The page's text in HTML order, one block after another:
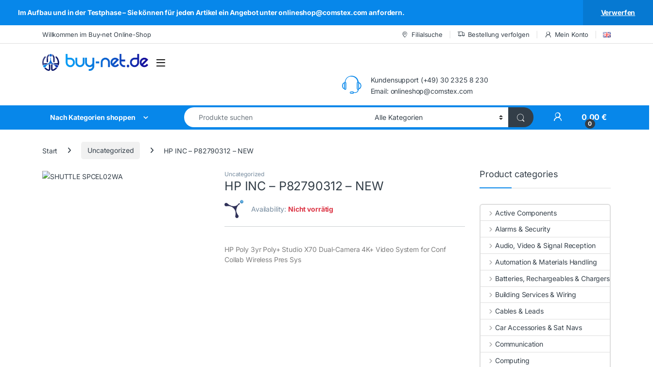
Im Aufbau und in der Testphase – Sie können für jeden Artikel ein Angebot unter onlineshop@comstex.com anfordern. Verwerfen
Skip to navigation
Skip to contentWillkommen im Buy-net Online-Shop Filialsuche Bestellung verfolgen Mein Konto
Open
Kundensupport (+49) 30 2325 8 230
Email: onlineshop@comstex.com
Nach Kategorien shoppen
Search for:
My Account
0
0,00€
Start Uncategorized HP INC – P82790312 – NEW
Uncategorized
HP INC – P82790312 – NEW
Availability: Nicht vorrätig
HP Poly 3yr Poly+ Studio X70 Dual-Camera 4K+ Video System for Conf
Collab Wireless Pres Sys
Product categories
Active Components
Alarms & Security
Audio, Video & Signal Reception
Automation & Materials Handling
Batteries, Rechargeables & Chargers
Building Services & Wiring
Cables & Leads
Car Accessories & Sat Navs
Communication
Computing